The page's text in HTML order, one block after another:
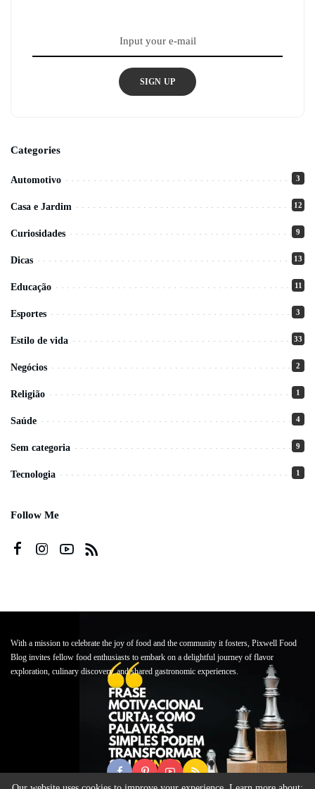
SIGN UP
Categories
Automotivo 3
Casa e Jardim 12
Curiosidades 9
Dicas 13
Educação 11
Esportes 3
Estilo de vida 33
Negócios 2
Religião 1
Saúde 4
Sem categoria 9
Tecnologia 1
Follow Me
With a mission to celebrate the joy of food and the community it fosters, Pixwell Food
Blog invites fellow food enthusiasts to embark on a delightful journey of flavor
exploration, culinary discovery, and shared gastronomic experiences.